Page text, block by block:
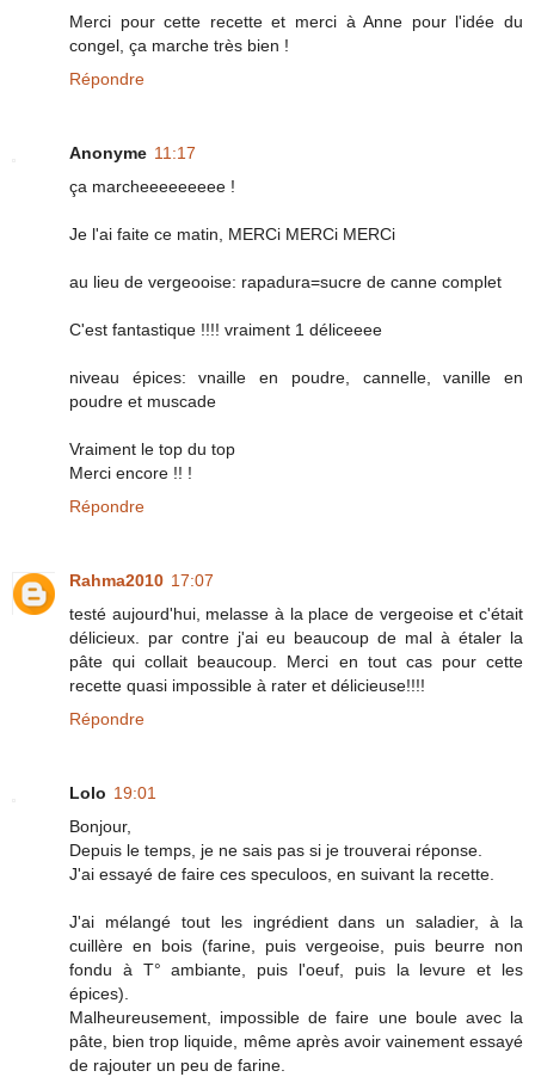
Merci pour cette recette et merci à Anne pour l'idée du
congel, ça marche très bien !
Répondre
Anonyme 11:17
ça marcheeeeeeeee !
Je l'ai faite ce matin, MERCi MERCi MERCi
au lieu de vergeooise: rapadura=sucre de canne complet
C'est fantastique !!!! vraiment 1 déliceeee
niveau épices: vnaille en poudre, cannelle, vanille en
poudre et muscade
Vraiment le top du top
Merci encore !! !
Répondre
Rahma2010 17:07
testé aujourd'hui, melasse à la place de vergeoise et c'était
délicieux. par contre j'ai eu beaucoup de mal à étaler la
pâte qui collait beaucoup. Merci en tout cas pour cette
recette quasi impossible à rater et délicieuse!!!!
Répondre
Lolo 19:01
Bonjour,
Depuis le temps, je ne sais pas si je trouverai réponse.
J'ai essayé de faire ces speculoos, en suivant la recette.
J'ai mélangé tout les ingrédient dans un saladier, à la
cuillère en bois (farine, puis vergeoise, puis beurre non
fondu à T° ambiante, puis l'oeuf, puis la levure et les
épices).
Malheureusement, impossible de faire une boule avec la
pâte, bien trop liquide, même après avoir vainement essayé
de rajouter un peu de farine.